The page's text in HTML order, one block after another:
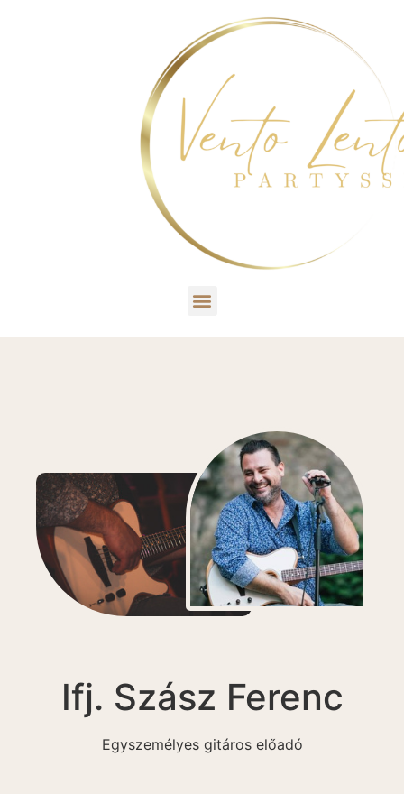
Ifj. Szász Ferenc
Egyszemélyes gitáros előadó